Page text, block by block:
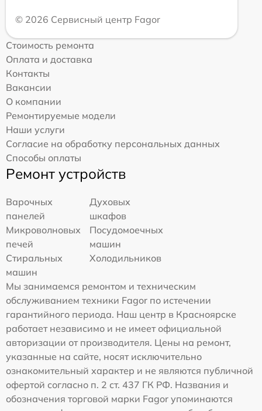
© 2026 Сервисный центр Fagor
Стоимость ремонта
Оплата и доставка
Контакты
Вакансии
О компании
Ремонтируемые модели
Наши услуги
Согласие на обработку персональных данных
Способы оплаты
Ремонт устройств
Варочных
панелей
Духовых
шкафов
Микроволновых
печей
Посудомоечных
машин
Стиральных
машин
Холодильников
Мы занимаемся ремонтом и техническим
обслуживанием техники Fagor по истечении
гарантийного периода. Наш центр в Красноярске
работает независимо и не имеет официальной
авторизации от производителя. Цены на ремонт,
указанные на сайте, носят исключительно
ознакомительный характер и не являются публичной
офертой согласно п. 2 ст. 437 ГК РФ. Названия и
обозначения торговой марки Fagor упоминаются